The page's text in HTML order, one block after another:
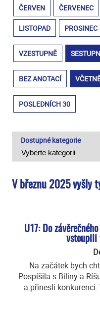
ČERVEN ČERVENEC
LISTOPAD PROSINEC
VZESTUPNĚ
BEZ ANOTACÍ
POSLEDNÍCH 30
Dostupné kategorie
V březnu 2025 vyšly
U17: Do
vstoupili
Na začátek bych
Pospíšila s Bíliny a
a přinesli